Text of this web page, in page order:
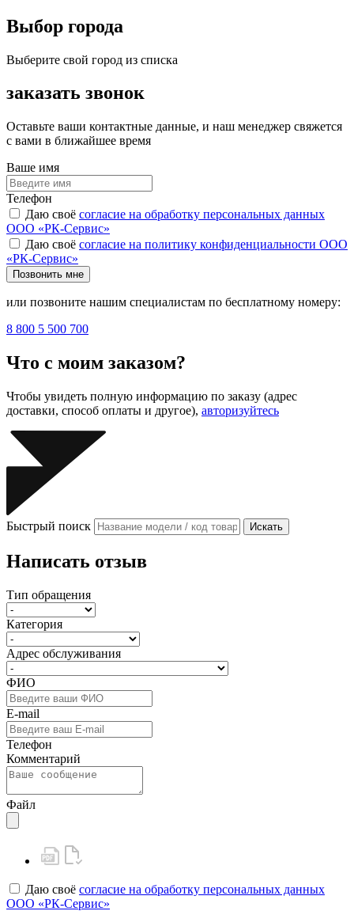
Выбор города
Выберите свой город из списка
заказать звонок
Оставьте ваши контактные данные, и наш менеджер свяжется
с вами в ближайшее время
Ваше имя
Телефон
Даю своё согласие на обработку персональных данных
ООО «РК-Сервис»
Даю своё согласие на политику конфиденциальности ООО
«РК-Сервис»
Позвонить мне
или позвоните нашим специалистам по бесплатному номеру:
8 800 5 500 700
Что с моим заказом?
Чтобы увидеть полную информацию по заказу (адрес
доставки, способ оплаты и другое), авторизуйтесь
Быстрый поиск Искать
Написать отзыв
Тип обращения
Категория
Адрес обслуживания
ФИО
E-mail
Телефон
Комментарий
Файл
Даю своё согласие на обработку персональных данных
ООО «РК-Сервис»